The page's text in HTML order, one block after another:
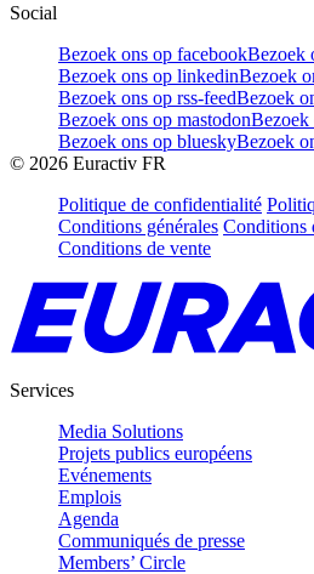
Social
Bezoek ons op facebookBezoek
Bezoek ons op linkedinBezoek
Bezoek ons op rss-feedBezoek
Bezoek ons op mastodonBezoek
Bezoek ons op blueskyBezoek
© 2026 Euractiv FR
Politique de confidentialité
Conditions générales Conditions
Conditions de vente
Services
Media Solutions
Projets publics européens
Evénements
Emplois
Agenda
Communiqués de presse
Members’ Circle